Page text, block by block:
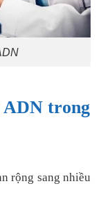
ADN trong
rộng sang nhiều